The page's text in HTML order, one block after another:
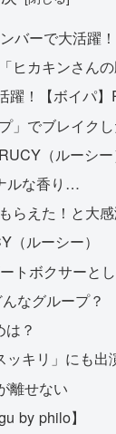
バーで大活躍！
ヒカキンさんの
！【ボイパ
」でブレイク
（ルーシ
ルな香り…
らえた！と大感
ルーシー）
トボクサーと
なグループ？
？
キリ」にも出
離せない
by philo】